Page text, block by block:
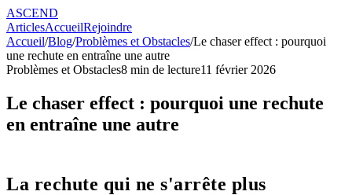
ASCEND
ArticlesAccueilRejoindre
Accueil/Blog/Problèmes et Obstacles/Le chaser effect : pourquoi
une rechute en entraîne une autre
Problèmes et Obstacles8 min de lecture11 février 2026
Le chaser effect : pourquoi une rechute
en entraîne une autre
La rechute qui ne s'arrête plus